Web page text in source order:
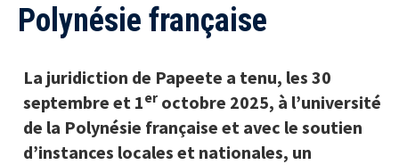
Polynésie française
La juridiction de Papeete a tenu, les 30
septembre et 1er octobre 2025, à l’université
de la Polynésie française et avec le soutien
d’instances locales et nationales, un